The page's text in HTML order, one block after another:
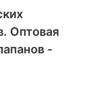
Оптовая
-